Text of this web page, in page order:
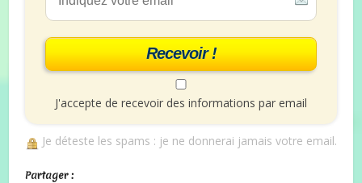
Recevoir !
J'accepte de recevoir des informations par email
Je déteste les spams : je ne donnerai jamais votre email.
Partager :